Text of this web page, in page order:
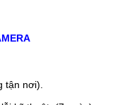
tận nơi).